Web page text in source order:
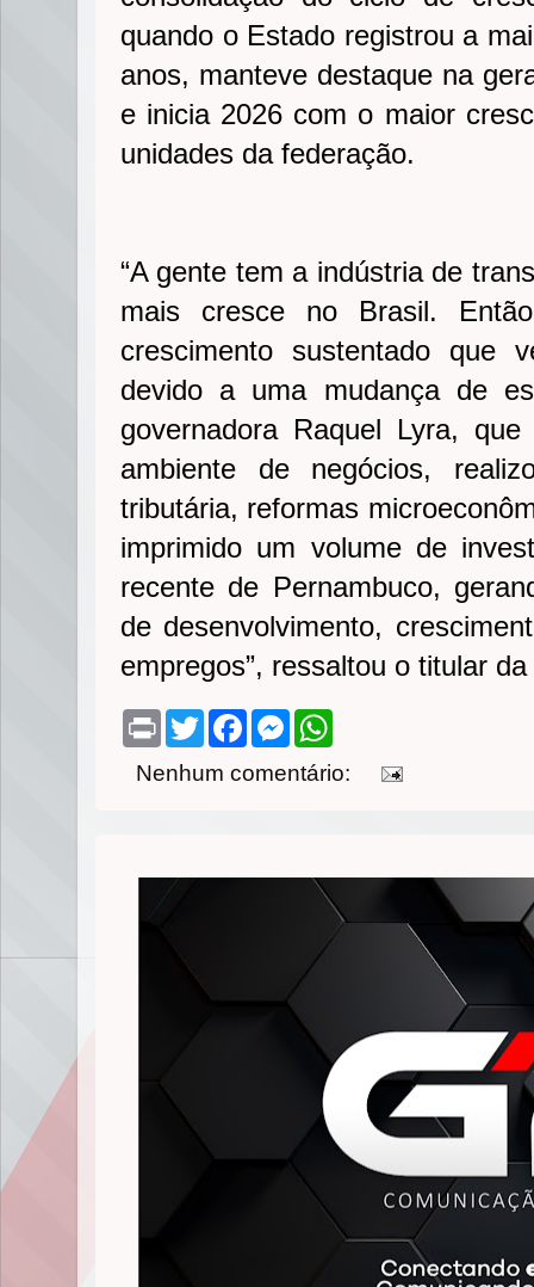
quando o Estado registrou a
anos, manteve destaque na
e inicia 2026 com o maior
unidades da federação.
“A gente tem a indústria de
mais cresce no Brasil.
crescimento sustentado que
devido a uma mudança de
governadora Raquel Lyra,
ambiente de negócios,
tributária, reformas
imprimido um volume de
recente de Pernambuco,
de desenvolvimento,
empregos”, ressaltou o titular
P
n
T
w
t
F
e
M
s
t
Nenhum comentário: